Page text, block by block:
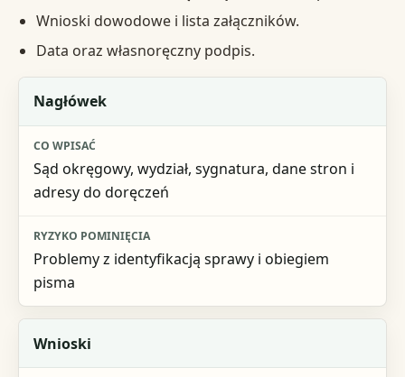
Wnioski dowodowe i lista załączników.
Data oraz własnoręczny podpis.
Część pisma
Co wpisać
Ryzyko pominięcia
Nagłówek
Sąd okręgowy, wydział, sygnatura, dane stron i
adresy do doręczeń
Problemy z identyfikacją sprawy i obiegiem
pisma
Wnioski